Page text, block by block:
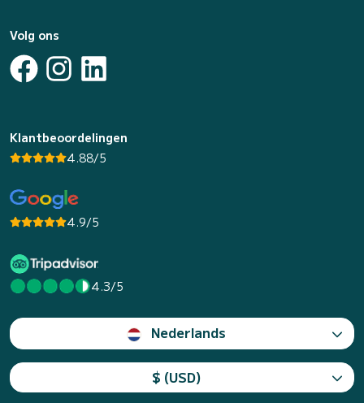
Volg ons
Klantbeoordelingen
4.88/5
4.9/5
4.3/5
Nederlands
$ (USD)